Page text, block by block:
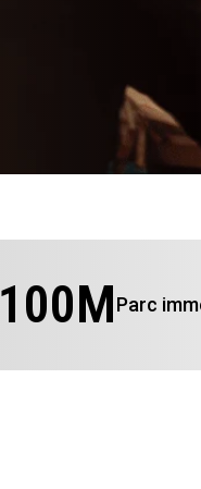
100MParc